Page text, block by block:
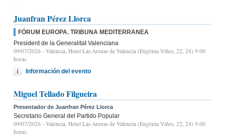
Juanfran Pérez Llorca
FÓRUM EUROPA. TRIBUNA MEDITERRANEA
President de la Generalitat Valenciana
09/07/2026 - Valencia, Hotel Las Arenas de Valencia (Eugènia Viñes, 22, 24) 9.00
horas
Información del evento
Miguel Tellado Filgueira
Presentador de Juanfran Pérez Llorca
Secretario General del Partido Popular
09/07/2026 - Valencia, Hotel Las Arenas de Valencia (Eugènia Viñes, 22, 24) 9.00
horas